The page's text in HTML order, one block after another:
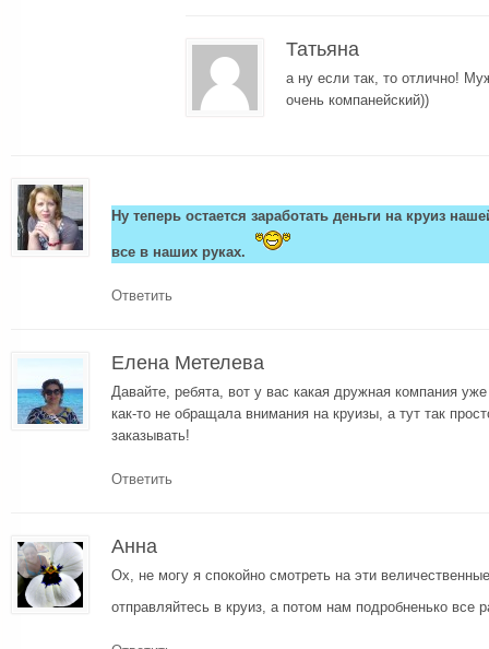
Татьяна
а ну если так, то отлично!
очень компанейский))
Ну теперь остается заработать деньги на круиз
все в наших руках.
Ответить
Елена Метелева
Давайте, ребята, вот у вас какая дружная компания
как-то не обращала внимания на круизы, а тут так
заказывать!
Ответить
Анна
Ох, не могу я спокойно смотреть на эти
отправляйтесь в круиз, а потом нам подробненько все